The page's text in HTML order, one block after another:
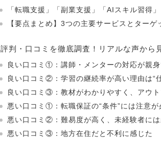
「転職支援」「副業支援」「AIスキル習得
【要点まとめ】3つの主要サービスとターゲ
評判・口コミを徹底調査！リアルな声から
良い口コミ①：講師・メンターの対応が親
良い口コミ②：学習の継続率が高い理由は“
良い口コミ③：教材がわかりやすく、アウ
悪い口コミ①：転職保証の“条件”には注意が
悪い口コミ②：難易度が高く、未経験者には
悪い口コミ③：地方在住だと不利に感じた